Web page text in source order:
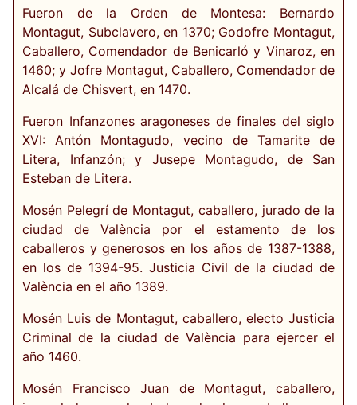
Fueron de la Orden de Montesa: Bernardo
Montagut, Subclavero, en 1370; Godofre Montagut,
Caballero, Comendador de Benicarló y Vinaroz, en
1460; y Jofre Montagut, Caballero, Comendador de
Alcalá de Chisvert, en 1470.
Fueron Infanzones aragoneses de finales del siglo
XVI: Antón Montagudo, vecino de Tamarite de
Litera, Infanzón; y Jusepe Montagudo, de San
Esteban de Litera.
Mosén Pelegrí de Montagut, caballero, jurado de la
ciudad de València por el estamento de los
caballeros y generosos en los años de 1387-1388,
en los de 1394-95. Justicia Civil de la ciudad de
València en el año 1389.
Mosén Luis de Montagut, caballero, electo Justicia
Criminal de la ciudad de València para ejercer el
año 1460.
Mosén Francisco Juan de Montagut, caballero,